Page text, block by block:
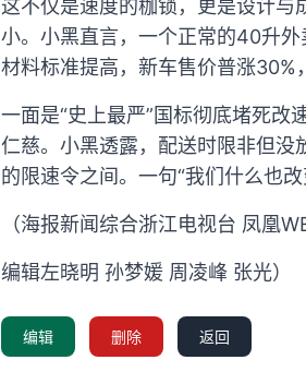
这不仅是速度的枷锁，更是设计与
小。小黑直言，一个正常的40升
材料标准提高，新车售价普涨30%
一面是“史上最严”国标彻底堵死改
仁慈。小黑透露，配送时限非但没
的限速令之间。一句“我们什么也
（海报新闻综合浙江电视台 凤凰
编辑左晓明 孙梦媛 周凌峰 张光）
编辑 删除 返回